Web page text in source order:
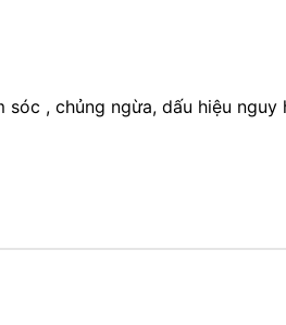
, chủng ngừa, dấu hiệu nguy